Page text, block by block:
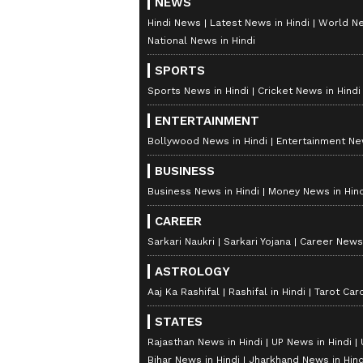
Hindi News Latest News in Hindi World
National News in Hindi
SPORTS
Sports News in Hindi Cricket News in Hindi
ENTERTAINMENT
Bollywood News in Hindi Entertainment
BUSINESS
Business News in Hindi Money News in
CAREER
Sarkari Naukri Sarkari Yojana Career
ASTROLOGY
Aaj Ka Rashifal Rashifal in Hindi Tarot
STATES
Rajasthan News in Hindi UP News in Hindi
Bihar News in Hindi
Jharkhand News in